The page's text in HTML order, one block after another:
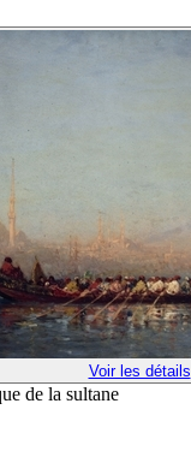
Voir les détails
de la sultane